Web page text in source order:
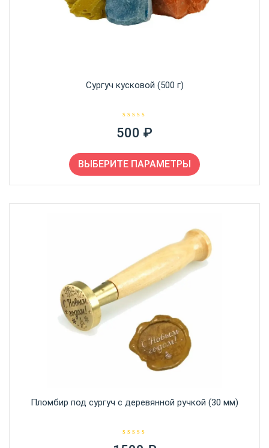
Сургуч кусковой (500 г)
ц
е
к
а
0
и
500 ₽
ВЫБЕРИТЕ ПАРАМЕТРЫ
товар
вариаций.
можно
выбрать
на
странице
Пломбир под сургуч с деревянной ручкой (30 мм)